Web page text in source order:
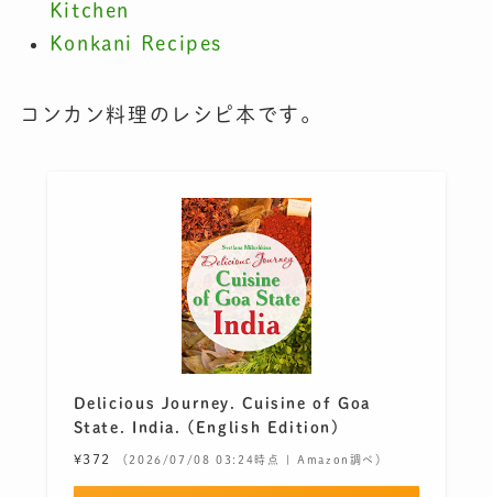
Kitchen
Konkani Recipes
コンカン料理のレシピ本です。
Delicious Journey. Cuisine of Goa
State. India. (English Edition)
¥372 （2026/07/08 03:24時点 | Amazon調べ）